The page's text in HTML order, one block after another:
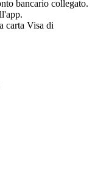
bancario collegato.
carta Visa di